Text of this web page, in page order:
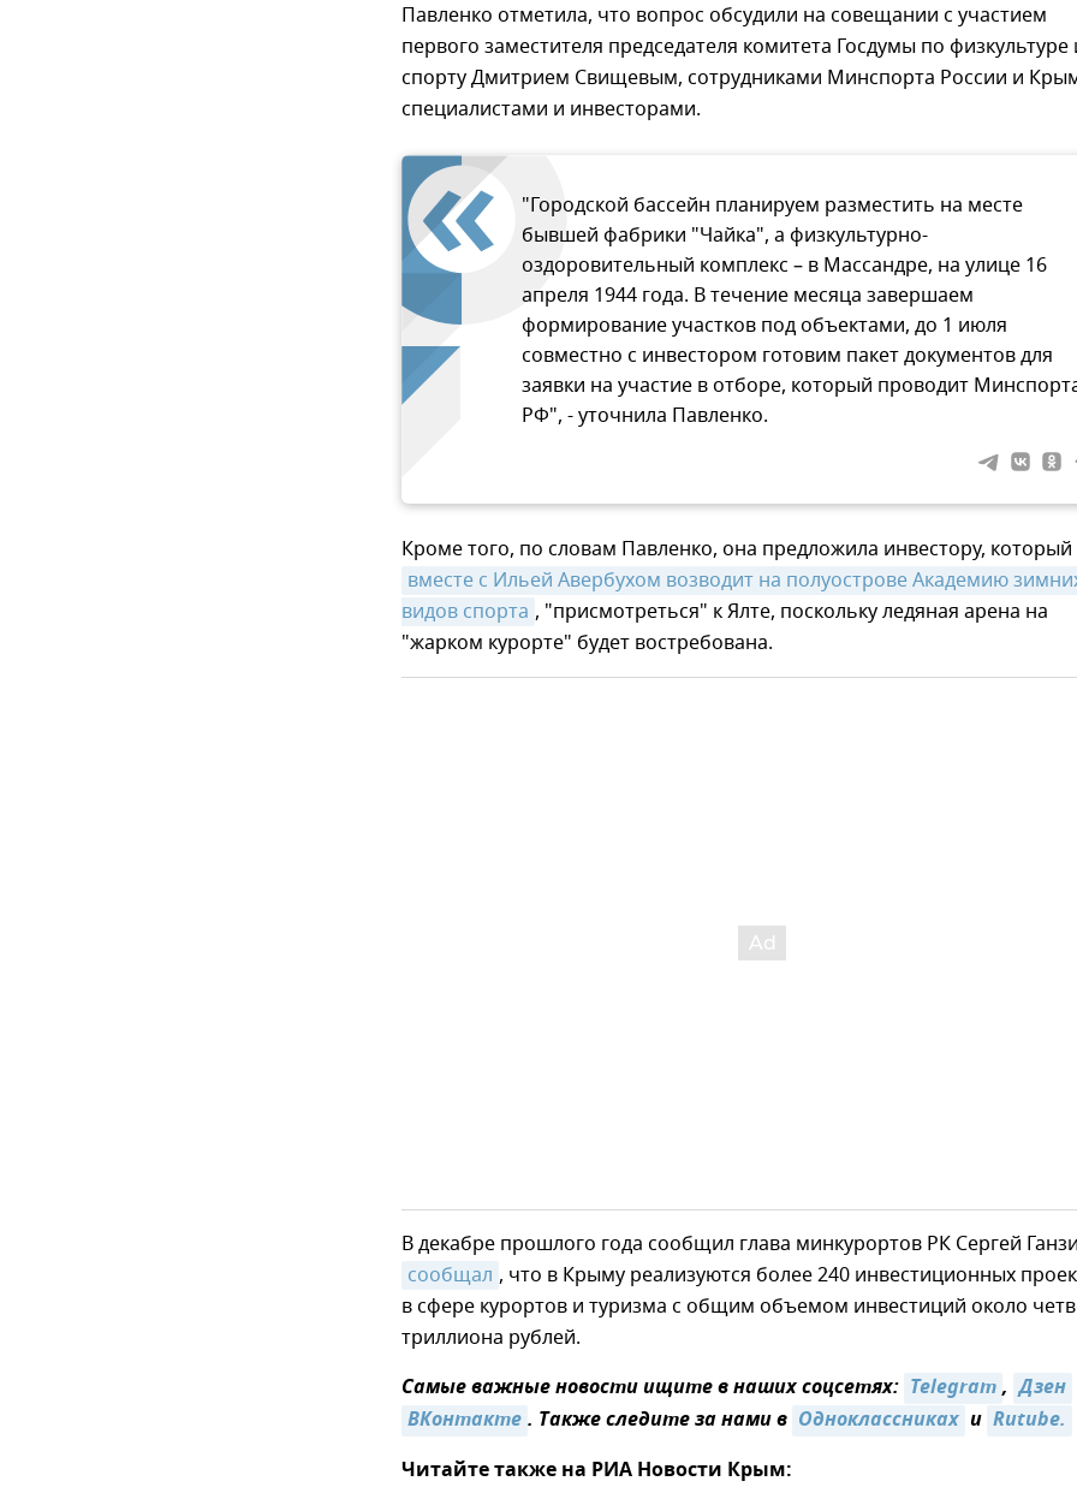
Павленко отметила, что вопрос обсудили на совещании с участием
первого заместителя председателя комитета Госдумы по физкультуре
спорту Дмитрием Свищевым, сотрудниками Минспорта России и
специалистами и инвесторами.
"Городской бассейн планируем разместить на месте
бывшей фабрики "Чайка", а физкультурно-
оздоровительный комплекс – в Массандре, на улице 16
апреля 1944 года. В течение месяца завершаем
формирование участков под объектами, до 1 июля
совместно с инвестором готовим пакет документов для
заявки на участие в отборе, который проводит
РФ", - уточнила Павленко.
Кроме того, по словам Павленко, она предложила инвестору, который
вместе с Ильей Авербухом возводит на полуострове Академию
видов спорта , "присмотреться" к Ялте, поскольку ледяная арена на
"жарком курорте" будет востребована.
В декабре прошлого года сообщил глава минкурортов РК Сергей
сообщал , что в Крыму реализуются более 240 инвестиционных
в сфере курортов и туризма с общим объемом инвестиций около
триллиона рублей.
Самые важные новости ищите в наших соцсетях: Telegram, Дзен
ВКонтакте. Также следите за нами в Одноклассниках и Rutube.
Читайте также на РИА Новости Крым: